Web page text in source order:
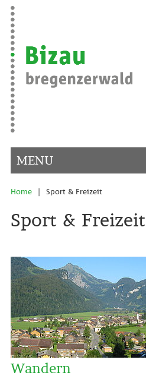
MENU
Home | Sport & Freizeit
Sport & Freizeit
Wandern